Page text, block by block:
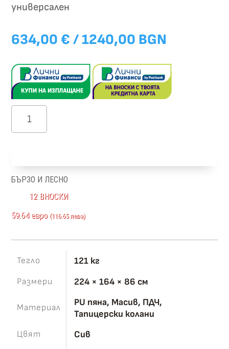
универсален
634,00€ / 1240,00 BGN
количество
за
БЪРЗО И ЛЕСНО
12 ВНОСКИ
59.64 евро (116.65 лева)
Тегло 121 кг
Размери 224 × 164 × 86 см
Материал
PU пяна, Масив, ПДЧ,
Тапицерски колани
Цвят Сив